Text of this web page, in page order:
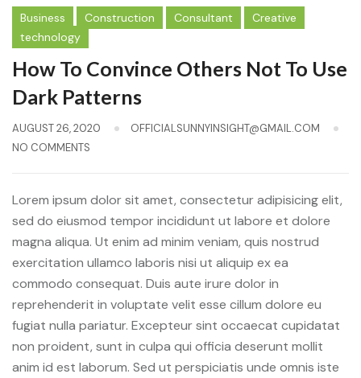
Business Construction Consultant
Creative
technology
How To Convince Others Not To Use
Dark Patterns
AUGUST 26, 2020
OFFICIALSUNNYINSIGHT@GMAIL.COM
NO COMMENTS
Lorem ipsum dolor sit amet, consectetur adipisicing elit,
sed do eiusmod tempor incididunt ut labore et dolore
magna aliqua. Ut enim ad minim veniam, quis nostrud
exercitation ullamco laboris nisi ut aliquip ex ea
commodo consequat. Duis aute irure dolor in
reprehenderit in voluptate velit esse cillum dolore eu
fugiat nulla pariatur. Excepteur sint occaecat cupidatat
non proident, sunt in culpa qui officia deserunt mollit
anim id est laborum. Sed ut perspiciatis unde omnis iste